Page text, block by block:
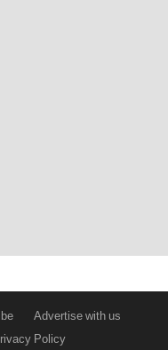
Advertise with us
Policy